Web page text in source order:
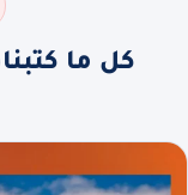
كل ما